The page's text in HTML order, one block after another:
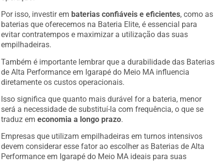
Por isso, investir em baterias confiáveis e eficientes , como as
baterias que oferecemos na Bateria Elite, é essencial para
evitar contratempos e maximizar a utilização das suas
empilhadeiras.
Também é importante lembrar que a durabilidade das Baterias
de Alta Performance em Igarapé do Meio MA influencia
diretamente os custos operacionais.
Isso significa que quanto mais durável for a bateria, menor
será a necessidade de substituí-la com frequência, o que se
traduz emeconomia a longo prazo
Empresas que utilizam empilhadeiras em turnos intensivos
devem considerar esse fator ao escolher as Baterias de Alta
Performance em Igarapé do Meio MA ideais para suas